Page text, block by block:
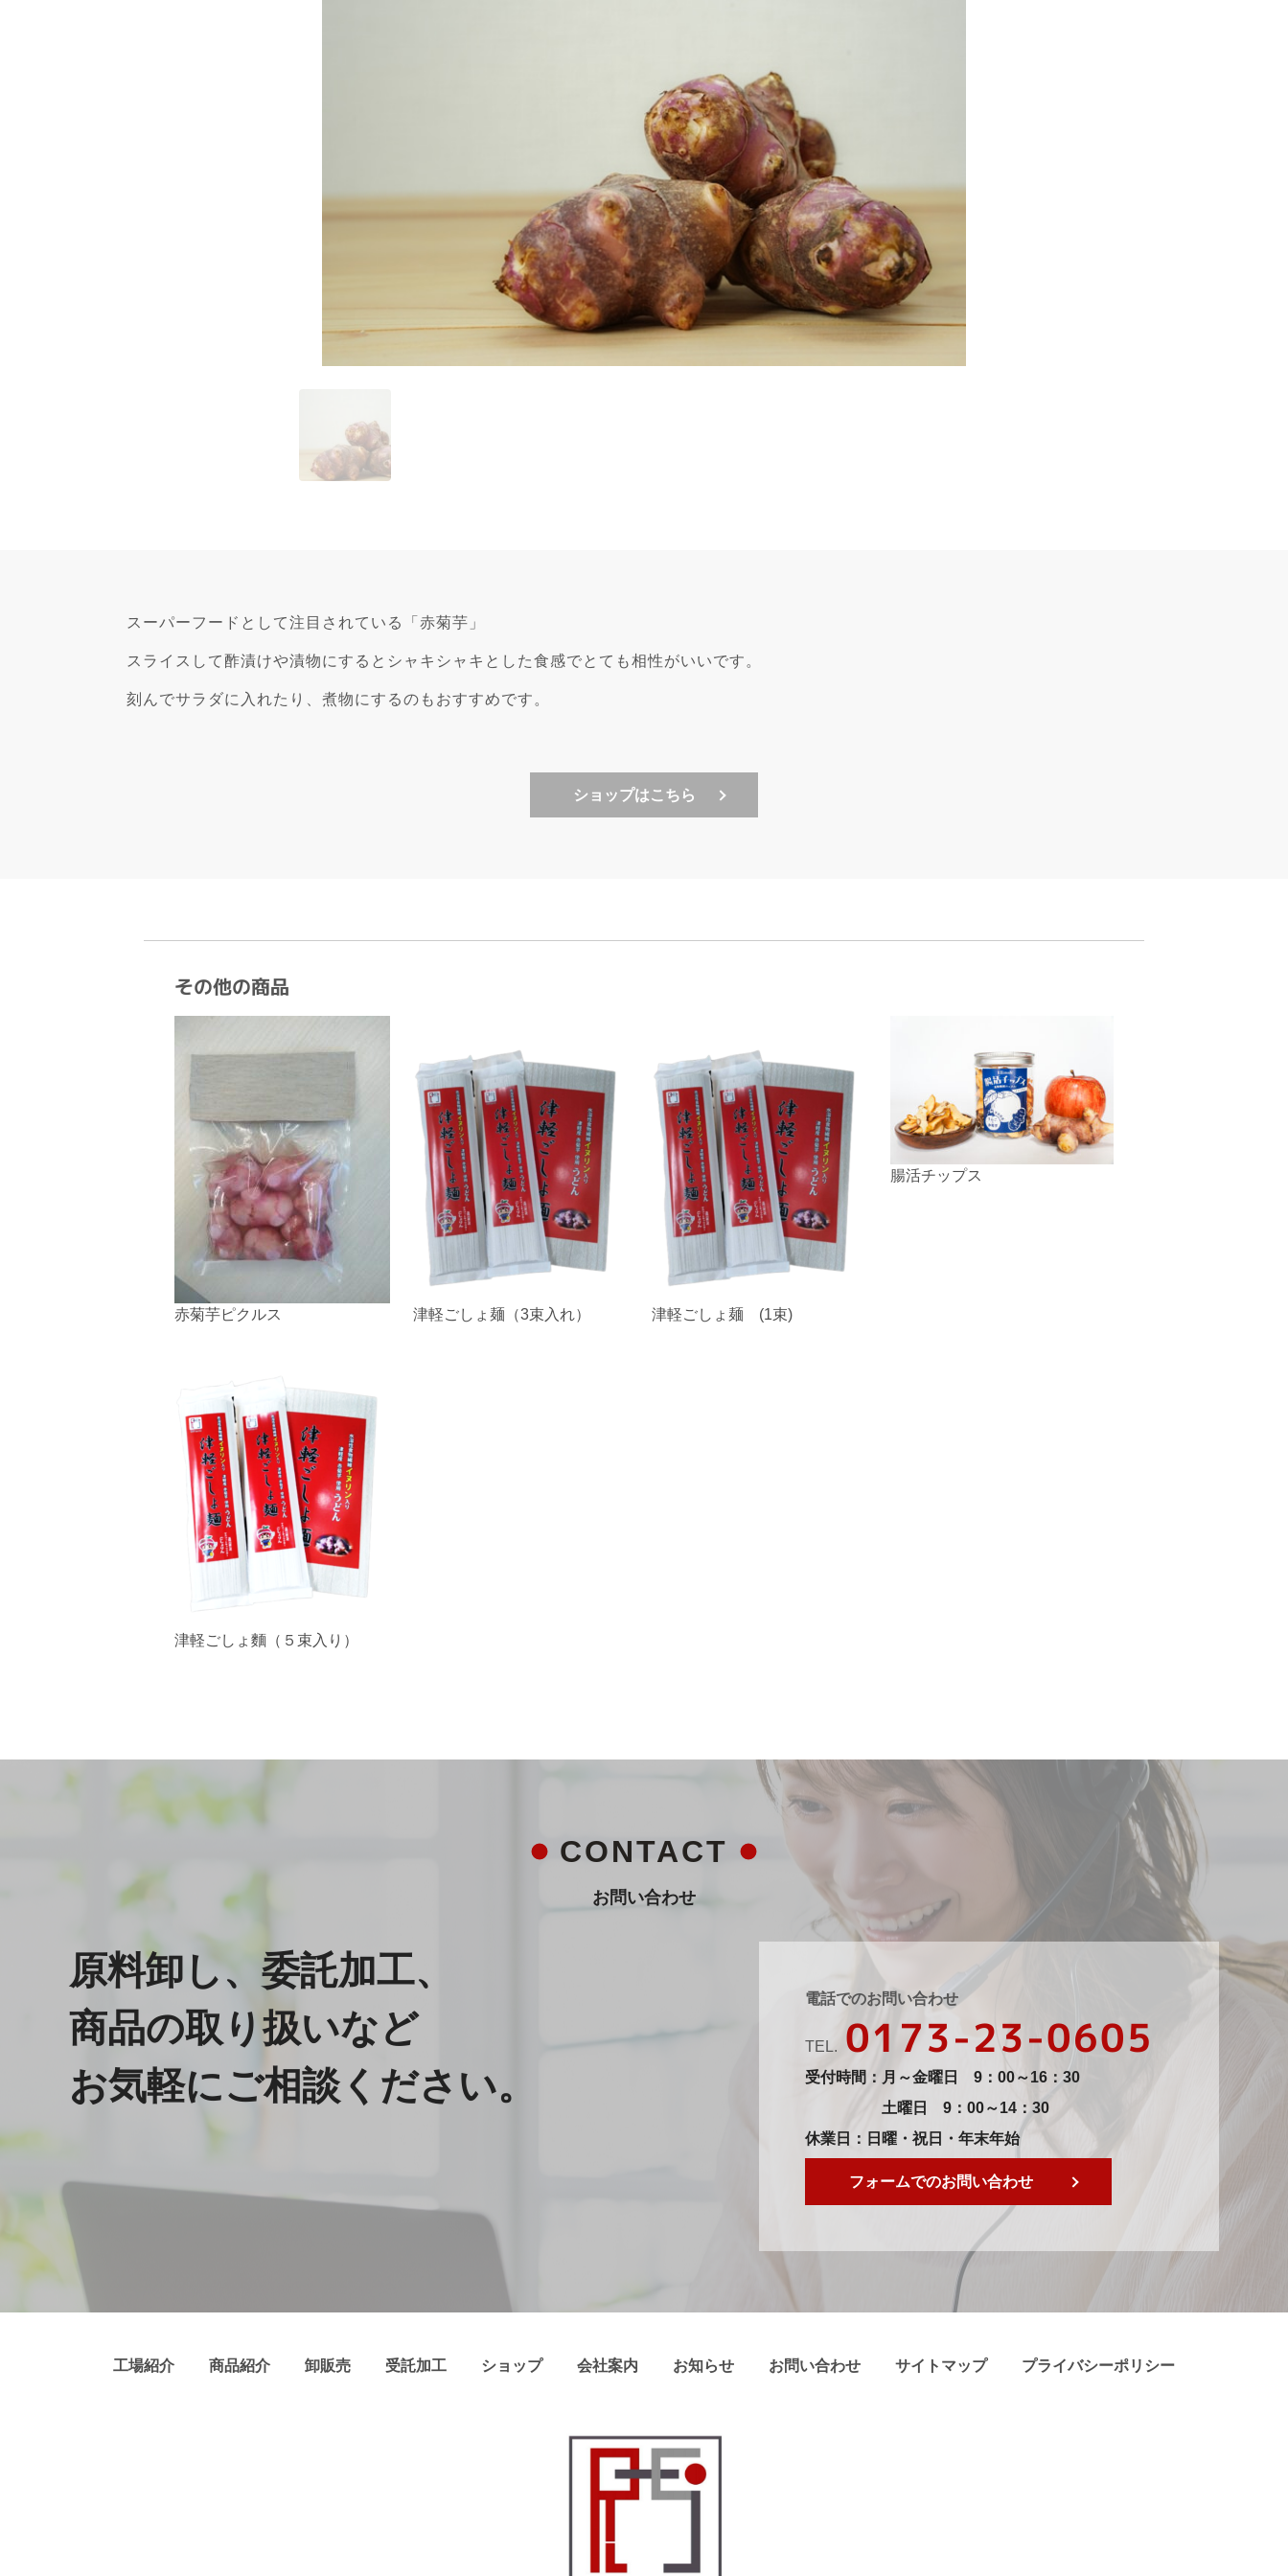
スーパーフードとして注目されている「赤菊芋」
スライスして酢漬けや漬物にするとシャキシャキとした食感でとても相性がいいです。
刻んでサラダに入れたり、煮物にするのもおすすめです。
ショップはこちら
その他の商品
赤菊芋ピクルス 津軽ごしょ麺（3束入れ） 津軽ごしょ麺 (1束)
腸活チップス
津軽ごしょ麵（５束入り）
CONTACT
お問い合わせ
原料卸し、委託加工、
商品の取り扱いなど
お気軽にご相談ください。
電話でのお問い合わせ
TEL. 0173-23-0605
受付時間：月～金曜日 9：00～16：30
土曜日 9：00～14：30
休業日：日曜・祝日・年末年始
フォームでのお問い合わせ
工場紹介 商品紹介 卸販売 受託加工 ショップ 会社案内 お知らせ お問い合わせ サイトマップ プライバシーポリシー